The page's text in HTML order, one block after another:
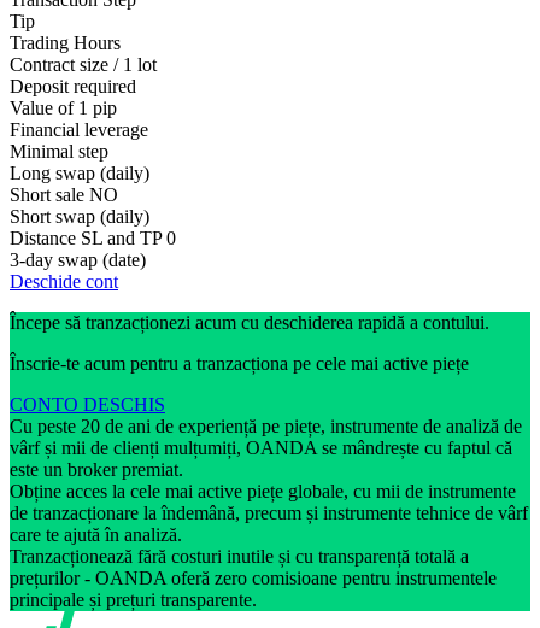
Tip
Trading Hours
Contract size / 1 lot
Deposit required
Value of 1 pip
Financial leverage
Minimal step
Long swap (daily)
Short sale NO
Short swap (daily)
Distance SL and TP 0
3-day swap (date)
Deschide cont
Începe să tranzacționezi acum cu deschiderea rapidă a contului.
Înscrie-te acum pentru a tranzacționa pe cele mai active piețe
CONTO DESCHIS
Cu peste 20 de ani de experiență pe piețe, instrumente de analiză de
vârf și mii de clienți mulțumiți, OANDA se mândrește cu faptul că
este un broker premiat.
Obține acces la cele mai active piețe globale, cu mii de instrumente
de tranzacționare la îndemână, precum și instrumente tehnice de vârf
care te ajută în analiză.
Tranzacționează fără costuri inutile și cu transparență totală a
prețurilor - OANDA oferă zero comisioane pentru instrumentele
principale și prețuri transparente.